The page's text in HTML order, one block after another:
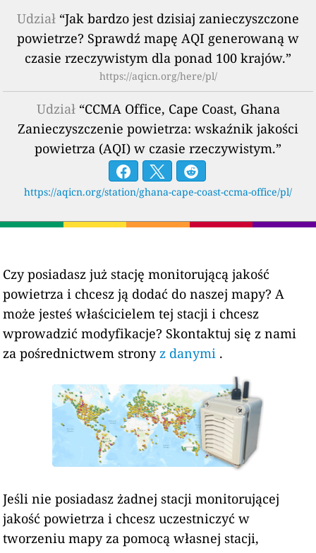
Udział “Jak bardzo jest dzisiaj zanieczyszczone
powietrze? Sprawdź mapę AQI generowaną w
czasie rzeczywistym dla ponad 100 krajów.”
https://aqicn.org/here/pl/
Udział“CCMA Office, Cape Coast, Ghana
Zanieczyszczenie powietrza: wskaźnik jakości
powietrza (AQI) w czasie rzeczywistym.”
https://aqicn.org/station/ghana-cape-coast-ccma-office/pl/
Czy posiadasz już stację monitorującą jakość
powietrza i chcesz ją dodać do naszej mapy? A
może jesteś właścicielem tej stacji i chcesz
wprowadzić modyfikacje? Skontaktuj się z nami
za pośrednictwem strony z danymi .
Jeśli nie posiadasz żadnej stacji monitorującej
jakość powietrza i chcesz uczestniczyć w
tworzeniu mapy za pomocą własnej stacji,